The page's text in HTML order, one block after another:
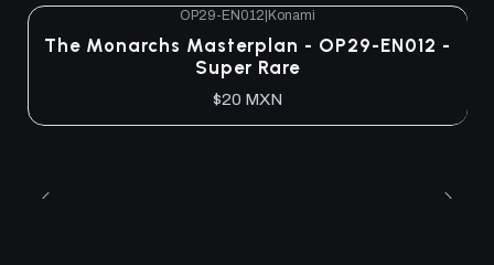
OP29-EN012 Konami
The Monarchs Masterplan - OP29-EN012 -
Super Rare
$20 MXN